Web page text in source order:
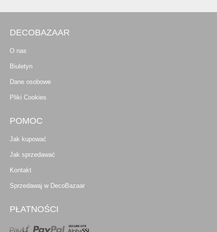
DECOBAZAAR
O nas
Biuletyn
Dane osobowe
Pliki Cookies
POMOC
Jak kupować
Jak sprzedawać
Kontakt
Sprzedawaj w DecoBazaar
PŁATNOŚCI